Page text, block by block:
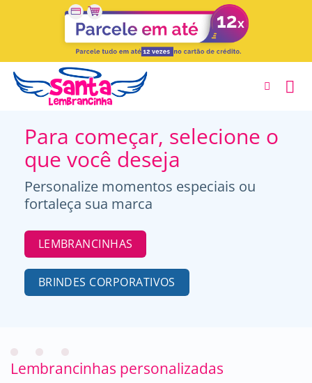
Para começar, selecione o
que você deseja
Personalize momentos especiais ou
fortaleça sua marca
LEMBRANCINHAS
BRINDES CORPORATIVOS
Lembrancinhas personalizadas